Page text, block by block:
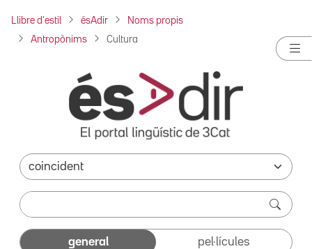
Llibre d'estil ésAdir Noms propis
Antropònims Cultura
general pel·lícules